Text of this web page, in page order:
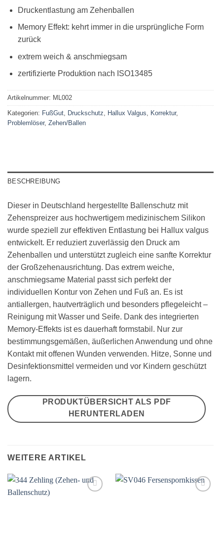
Druckentlastung am Zehenballen
Memory Effekt: kehrt immer in die ursprüngliche Form
zurück
extrem weich & anschmiegsam
zertifizierte Produktion nach ISO13485
Artikelnummer: ML002
Kategorien: FußGut, Druckschutz, Hallux Valgus, Korrektur,
Problemlöser, Zehen/Ballen
BESCHREIBUNG
Dieser in Deutschland hergestellte Ballenschutz mit
Zehenspreizer aus hochwertigem medizinischem Silikon
wurde speziell zur effektiven Entlastung bei Hallux valgus
entwickelt. Er reduziert zuverlässig den Druck am
Zehenballen und unterstützt zugleich eine sanfte Korrektur
der Großzehenausrichtung. Das extrem weiche,
anschmiegsame Material passt sich perfekt der
individuellen Kontur von Zehen und Fuß an. Es ist
antiallergen, hautverträglich und besonders pflegeleicht –
Reinigung mit Wasser und Seife. Dank des integrierten
Memory-Effekts ist es dauerhaft formstabil. Nur zur
bestimmungsgemäßen, äußerlichen Anwendung und ohne
Kontakt mit offenen Wunden verwenden. Hitze, Sonne und
Desinfektionsmittel vermeiden und vor Kindern geschützt
lagern.
PRODUKTÜBERSICHT ALS PDF
HERUNTERLADEN
WEITERE ARTIKEL